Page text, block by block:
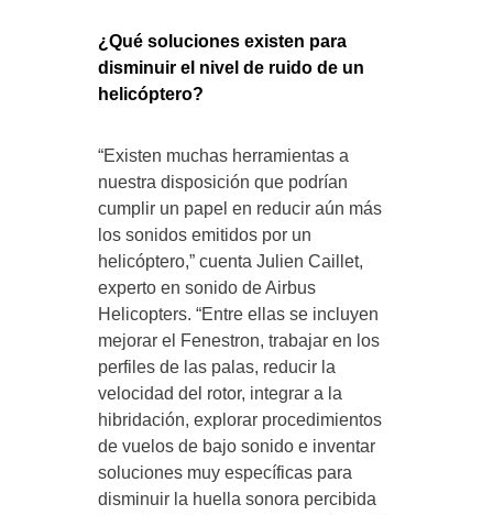
¿Qué soluciones existen para
disminuir el nivel de ruido de un
helicóptero?
“Existen muchas herramientas a
nuestra disposición que podrían
cumplir un papel en reducir aún más
los sonidos emitidos por un
helicóptero,” cuenta Julien Caillet,
experto en sonido de Airbus
Helicopters. “Entre ellas se incluyen
mejorar el Fenestron, trabajar en los
perfiles de las palas, reducir la
velocidad del rotor, integrar a la
hibridación, explorar procedimientos
de vuelos de bajo sonido e inventar
soluciones muy específicas para
disminuir la huella sonora percibida